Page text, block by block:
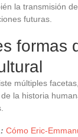
la transmisión
futuras.
formas
múltiples
la historia
Cómo Eric-